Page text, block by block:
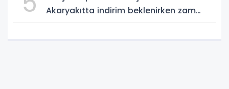
Akaryakıtta indirim beklenirken zam